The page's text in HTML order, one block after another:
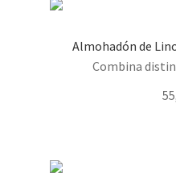
Almohadón de
Combina